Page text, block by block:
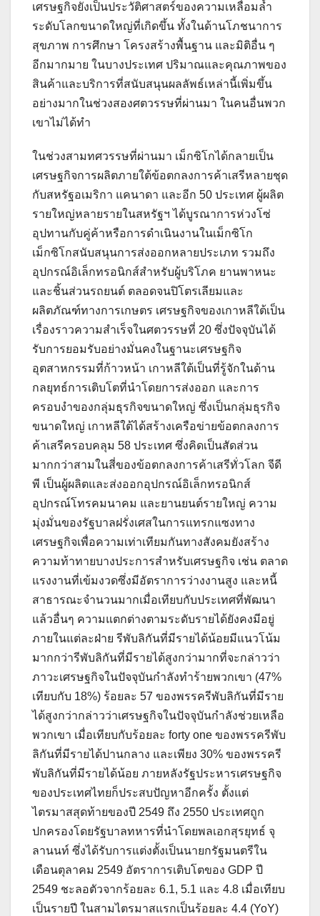
เศรษฐกิจยังเป็นประวัติศาสตร์ของความเหลื่อมล้ำ
ระดับโลกขนาดใหญ่ที่เกิดขึ้น ทั้งในด้านโภชนาการ
สุขภาพ การศึกษา โครงสร้างพื้นฐาน และมิติอื่น ๆ
อีกมากมาย ในบางประเทศ ปริมาณและคุณภาพของ
สินค้าและบริการที่สนับสนุนผลลัพธ์เหล่านี้เพิ่มขึ้น
อย่างมากในช่วงสองศตวรรษที่ผ่านมา ในคนอื่นพวก
เขาไม่ได้ทำ
ในช่วงสามทศวรรษที่ผ่านมา เม็กซิโกได้กลายเป็น
เศรษฐกิจการผลิตภายใต้ข้อตกลงการค้าเสรีหลายชุด
กับสหรัฐอเมริกา แคนาดา และอีก 50 ประเทศ ผู้ผลิต
รายใหญ่หลายรายในสหรัฐฯ ได้บูรณาการห่วงโซ่
อุปทานกับคู่ค้าหรือการดำเนินงานในเม็กซิโก
เม็กซิโกสนับสนุนการส่งออกหลายประเภท รวมถึง
อุปกรณ์อิเล็กทรอนิกส์สำหรับผู้บริโภค ยานพาหนะ
และชิ้นส่วนรถยนต์ ตลอดจนปิโตรเลียมและ
ผลิตภัณฑ์ทางการเกษตร เศรษฐกิจของเกาหลีใต้เป็น
เรื่องราวความสำเร็จในศตวรรษที่ 20 ซึ่งปัจจุบันได้
รับการยอมรับอย่างมั่นคงในฐานะเศรษฐกิจ
อุตสาหกรรมที่ก้าวหน้า เกาหลีใต้เป็นที่รู้จักในด้าน
กลยุทธ์การเติบโตที่นำโดยการส่งออก และการ
ครอบงำของกลุ่มธุรกิจขนาดใหญ่ ซึ่งเป็นกลุ่มธุรกิจ
ขนาดใหญ่ เกาหลีใต้ได้สร้างเครือข่ายข้อตกลงการ
ค้าเสรีครอบคลุม 58 ประเทศ ซึ่งคิดเป็นสัดส่วน
มากกว่าสามในสี่ของข้อตกลงการค้าเสรีทั่วโลก จีดี
พี เป็นผู้ผลิตและส่งออกอุปกรณ์อิเล็กทรอนิกส์
อุปกรณ์โทรคมนาคม และยานยนต์รายใหญ่ ความ
มุ่งมั่นของรัฐบาลฝรั่งเศสในการแทรกแซงทาง
เศรษฐกิจเพื่อความเท่าเทียมกันทางสังคมยังสร้าง
ความท้าทายบางประการสำหรับเศรษฐกิจ เช่น ตลาด
แรงงานที่เข้มงวดซึ่งมีอัตราการว่างงานสูง และหนี้
สาธารณะจำนวนมากเมื่อเทียบกับประเทศที่พัฒนา
แล้วอื่นๆ ความแตกต่างตามระดับรายได้ยังคงมีอยู่
ภายในแต่ละฝ่าย รีพับลิกันที่มีรายได้น้อยมีแนวโน้ม
มากกว่ารีพับลิกันที่มีรายได้สูงกว่ามากที่จะกล่าวว่า
ภาวะเศรษฐกิจในปัจจุบันกำลังทำร้ายพวกเขา (47%
เทียบกับ 18%) ร้อยละ 57 ของพรรครีพับลิกันที่มีราย
ได้สูงกว่ากล่าวว่าเศรษฐกิจในปัจจุบันกำลังช่วยเหลือ
พวกเขา เมื่อเทียบกับร้อยละ forty one ของพรรครีพับ
ลิกันที่มีรายได้ปานกลาง และเพียง 30% ของพรรครี
พับลิกันที่มีรายได้น้อย ภายหลังรัฐประหารเศรษฐกิจ
ของประเทศไทยก็ประสบปัญหาอีกครั้ง ตั้งแต่
ไตรมาสสุดท้ายของปี 2549 ถึง 2550 ประเทศถูก
ปกครองโดยรัฐบาลทหารที่นำโดยพลเอกสุรยุทธ์ จุ
ลานนท์ ซึ่งได้รับการแต่งตั้งเป็นนายกรัฐมนตรีใน
เดือนตุลาคม 2549 อัตราการเติบโตของ GDP ปี
2549 ชะลอตัวจากร้อยละ 6.1, 5.1 และ 4.8 เมื่อเทียบ
เป็นรายปี ในสามไตรมาสแรกเป็นร้อยละ 4.4 (YoY)